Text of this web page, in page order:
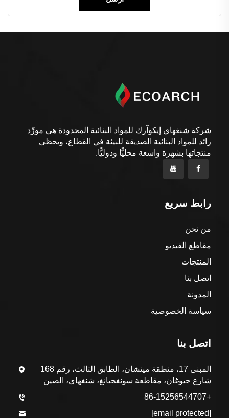
شركة شنغهاي إيكوآرك للمواد البنائية المحدودة هي مورِّد
رائد للمواد البنائية الصديقة للبيئة في القطاع، ويحظى
منتجاتها بشهرة واسعة محليًّا ودوليًّا.
رابط سريع
من نحن
مقاطع الفيديو
المنتجات
اتصل بنا
المدونة
سياسة الخصوصية
اتصل بنا
المبنى 17، منطقة مينشان، الطابق الثالث، رقم 168
شارع جيوغان، مقاطعة سونغجيانغ، شنغهاي، الصين
+86-15256544707
[email protected]